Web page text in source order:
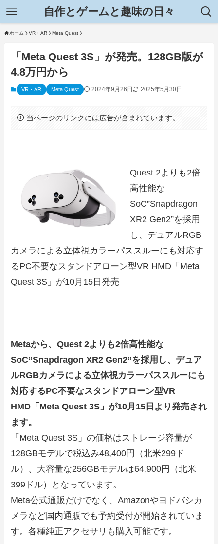
自作とゲームと趣味の日々
ホーム VR・AR Meta Quest
「Meta Quest 3S」が発売。128GB版が
4.8万円から
VR・AR Meta Quest 2024年9月26日 2025年5月30日
当ページのリンクには広告が含まれています。
Quest 2よりも2倍
高性能な
SoC”Snapdragon
XR2 Gen2”を採用
し、デュアルRGB
カメラによる立体視カラーパススルーにも対応す
るPC不要なスタンドアローン型VR HMD「Meta
Quest 3S」が10月15日発売
Metaから、Quest 2よりも2倍高性能な
SoC”Snapdragon XR2 Gen2”を採用し、デュア
ルRGBカメラによる立体視カラーパススルーにも
対応するPC不要なスタンドアローン型VR
HMD「Meta Quest 3S」が10月15日より発売され
ます。
「Meta Quest 3S」の価格はストレージ容量が
128GBモデルで税込み48,400円（北米299ド
ル）、大容量な256GBモデルは64,900円（北米
399ドル）となっています。
Meta公式通販だけでなく、Amazonやヨドバシカ
メラなど国内通販でも予約受付が開始されていま
す。各種純正アクセサリも購入可能です。